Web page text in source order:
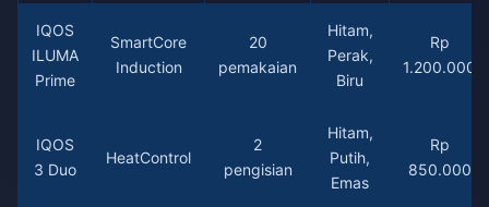
IQOS
ILUMA
Prime
SmartCore
Induction
20
pemakaian
Hitam,
Perak,
Biru
Rp
1.200.000
IQOS
3 Duo
HeatControl
2
pengisian
Hitam,
Putih,
Emas
Rp
850.000